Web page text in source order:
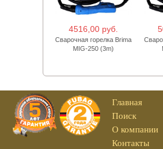
4516,00 руб.
Сварочная горелка Brima
MIG-250 (3m)
Главная
Поиск
О компании
Контакты